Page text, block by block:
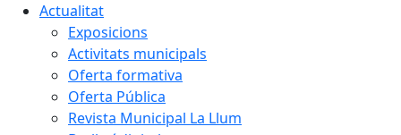
Actualitat
Exposicions
Activitats municipals
Oferta formativa
Oferta Pública
Revista Municipal La Llum